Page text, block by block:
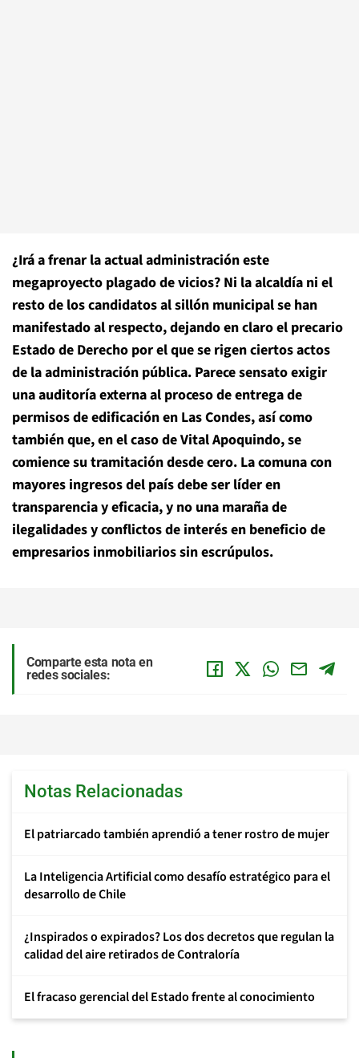
¿Irá a frenar la actual administración este
megaproyecto plagado de vicios? Ni la alcaldía ni el
resto de los candidatos al sillón municipal se han
manifestado al respecto, dejando en claro el precario
Estado de Derecho por el que se rigen ciertos actos
de la administración pública. Parece sensato exigir
una auditoría externa al proceso de entrega de
permisos de edificación en Las Condes, así como
también que, en el caso de Vital Apoquindo, se
comience su tramitación desde cero. La comuna con
mayores ingresos del país debe ser líder en
transparencia y eficacia, y no una maraña de
ilegalidades y conflictos de interés en beneficio de
empresarios inmobiliarios sin escrúpulos.
Comparte esta nota en
redes sociales:
Notas Relacionadas
El patriarcado también aprendió a tener rostro de mujer
La Inteligencia Artificial como desafío estratégico para el
desarrollo de Chile
¿Inspirados o expirados? Los dos decretos que regulan la
calidad del aire retirados de Contraloría
El fracaso gerencial del Estado frente al conocimiento